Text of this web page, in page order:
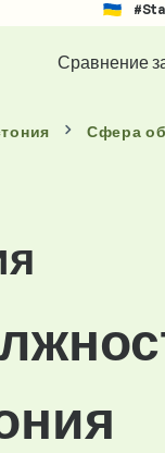
Сравнение
Сфера